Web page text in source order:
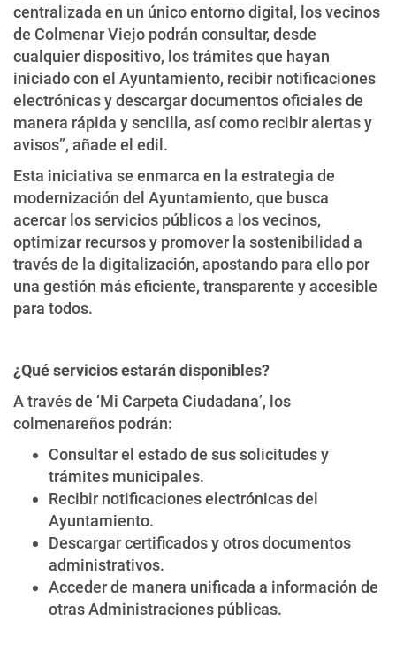
centralizada en un único entorno digital, los vecinos
de Colmenar Viejo podrán consultar, desde
cualquier dispositivo, los trámites que hayan
iniciado con el Ayuntamiento, recibir notificaciones
electrónicas y descargar documentos oficiales de
manera rápida y sencilla, así como recibir alertas y
avisos”, añade el edil.
Esta iniciativa se enmarca en la estrategia de
modernización del Ayuntamiento, que busca
acercar los servicios públicos a los vecinos,
optimizar recursos y promover la sostenibilidad a
través de la digitalización, apostando para ello por
una gestión más eficiente, transparente y accesible
para todos.
¿Qué servicios estarán disponibles?
A través de ‘Mi Carpeta Ciudadana’, los
colmenareños podrán:
Consultar el estado de sus solicitudes y
trámites municipales.
Recibir notificaciones electrónicas del
Ayuntamiento.
Descargar certificados y otros documentos
administrativos.
Acceder de manera unificada a información de
otras Administraciones públicas.